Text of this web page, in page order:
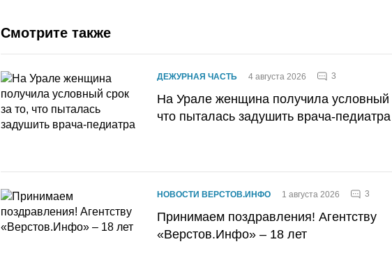
Смотрите также
ДЕЖУРНАЯ ЧАСТЬ 4 августа 2026 3
На Урале женщина получила условный
что пыталась задушить врача-педиатра
НОВОСТИ ВЕРСТОВ.ИНФО 1 августа 2026 3
Принимаем поздравления! Агентству
«Верстов.Инфо» – 18 лет